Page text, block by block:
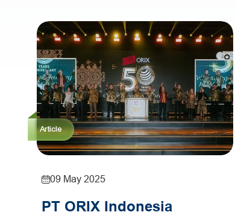
Article
09 May 2025
PT ORIX Indonesia